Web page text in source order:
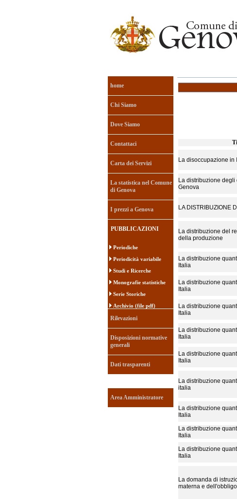
home
Chi Siamo
Dove Siamo
Contattaci
Carta dei Servizi
La statistica nel Comune
di Genova
I prezzi a Genova
PUBBLICAZIONI
Periodiche
Periodicità variabile
Studi e Ricerche
Monografie statistiche
Serie Storiche
Archivio (file pdf)
Rilevazioni
Disposizioni normative
generali
Dati trasparenti
Area Amministratore
La disoccupazione in
La distribuzione
Genova
LA DISTRIBUZIONE
La distribuzione del
della produzione
La distribuzione
Italia
La distribuzione
Italia
La distribuzione
Italia
La distribuzione
Italia
La distribuzione
Italia
La distribuzione
italia
La distribuzione
Italia
La distribuzione
Italia
La distribuzione
Italia
La domanda di
materna e